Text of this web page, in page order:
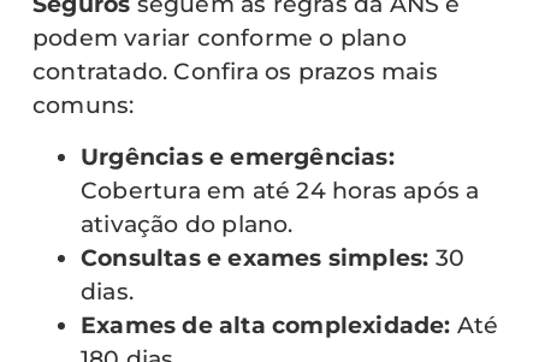
podem variar conforme o plano
contratado. Confira os prazos mais
comuns:
Urgências e emergências:
Cobertura em até 24 horas após a
ativação do plano.
Consultas e exames simples: 30
dias.
Exames de alta complexidade: Até